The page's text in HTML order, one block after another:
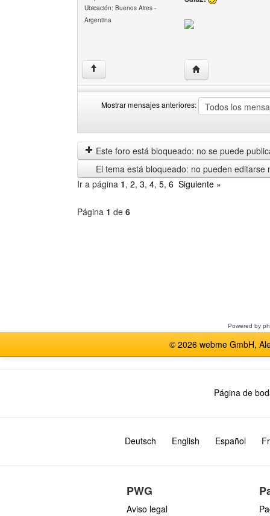
Ubicación: Buenos Aires -
Argentina
↑ Visitar sitio web del
Mostrar mensajes anteriores:
mensajes
anteriores
by
Este foro está bloqueado: no se puede
El tema está bloqueado: no pueden editarse
Ir a página 1, 2, 3, 4, 5, 6 Siguiente »
Página 1 de 6
Powered by
© 2026 webme GmbH,
Página de
Deutsch English Español
PWG
Aviso legal